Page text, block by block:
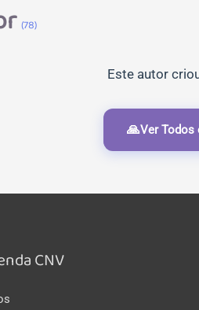
(78)
Este autor
🙏Ver Todos
CNV